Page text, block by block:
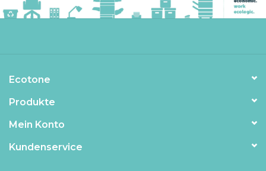
Ecotone
Produkte
Mein Konto
Kundenservice